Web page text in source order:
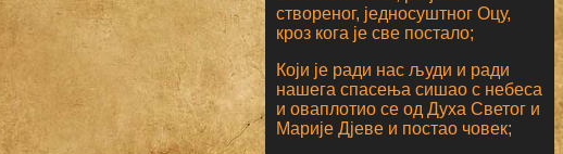
створеног, једносуштног Оцу,
кроз кога је све постало;
Који је ради нас људи и ради
нашега спасења сишао с небеса
и оваплотио се од Духа Светог и
Марије Дјеве и постао човек;